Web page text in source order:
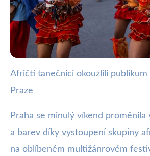
webya.cz
Afričtí tanečníci oživili
multikulturním
· 3 min čtení · Autor: Kristián
Afričtí tanečníci okouzlili publikum
Praze
Praha se minulý víkend
a barev díky vystoupení skupiny
na oblíbeném multižánrovém